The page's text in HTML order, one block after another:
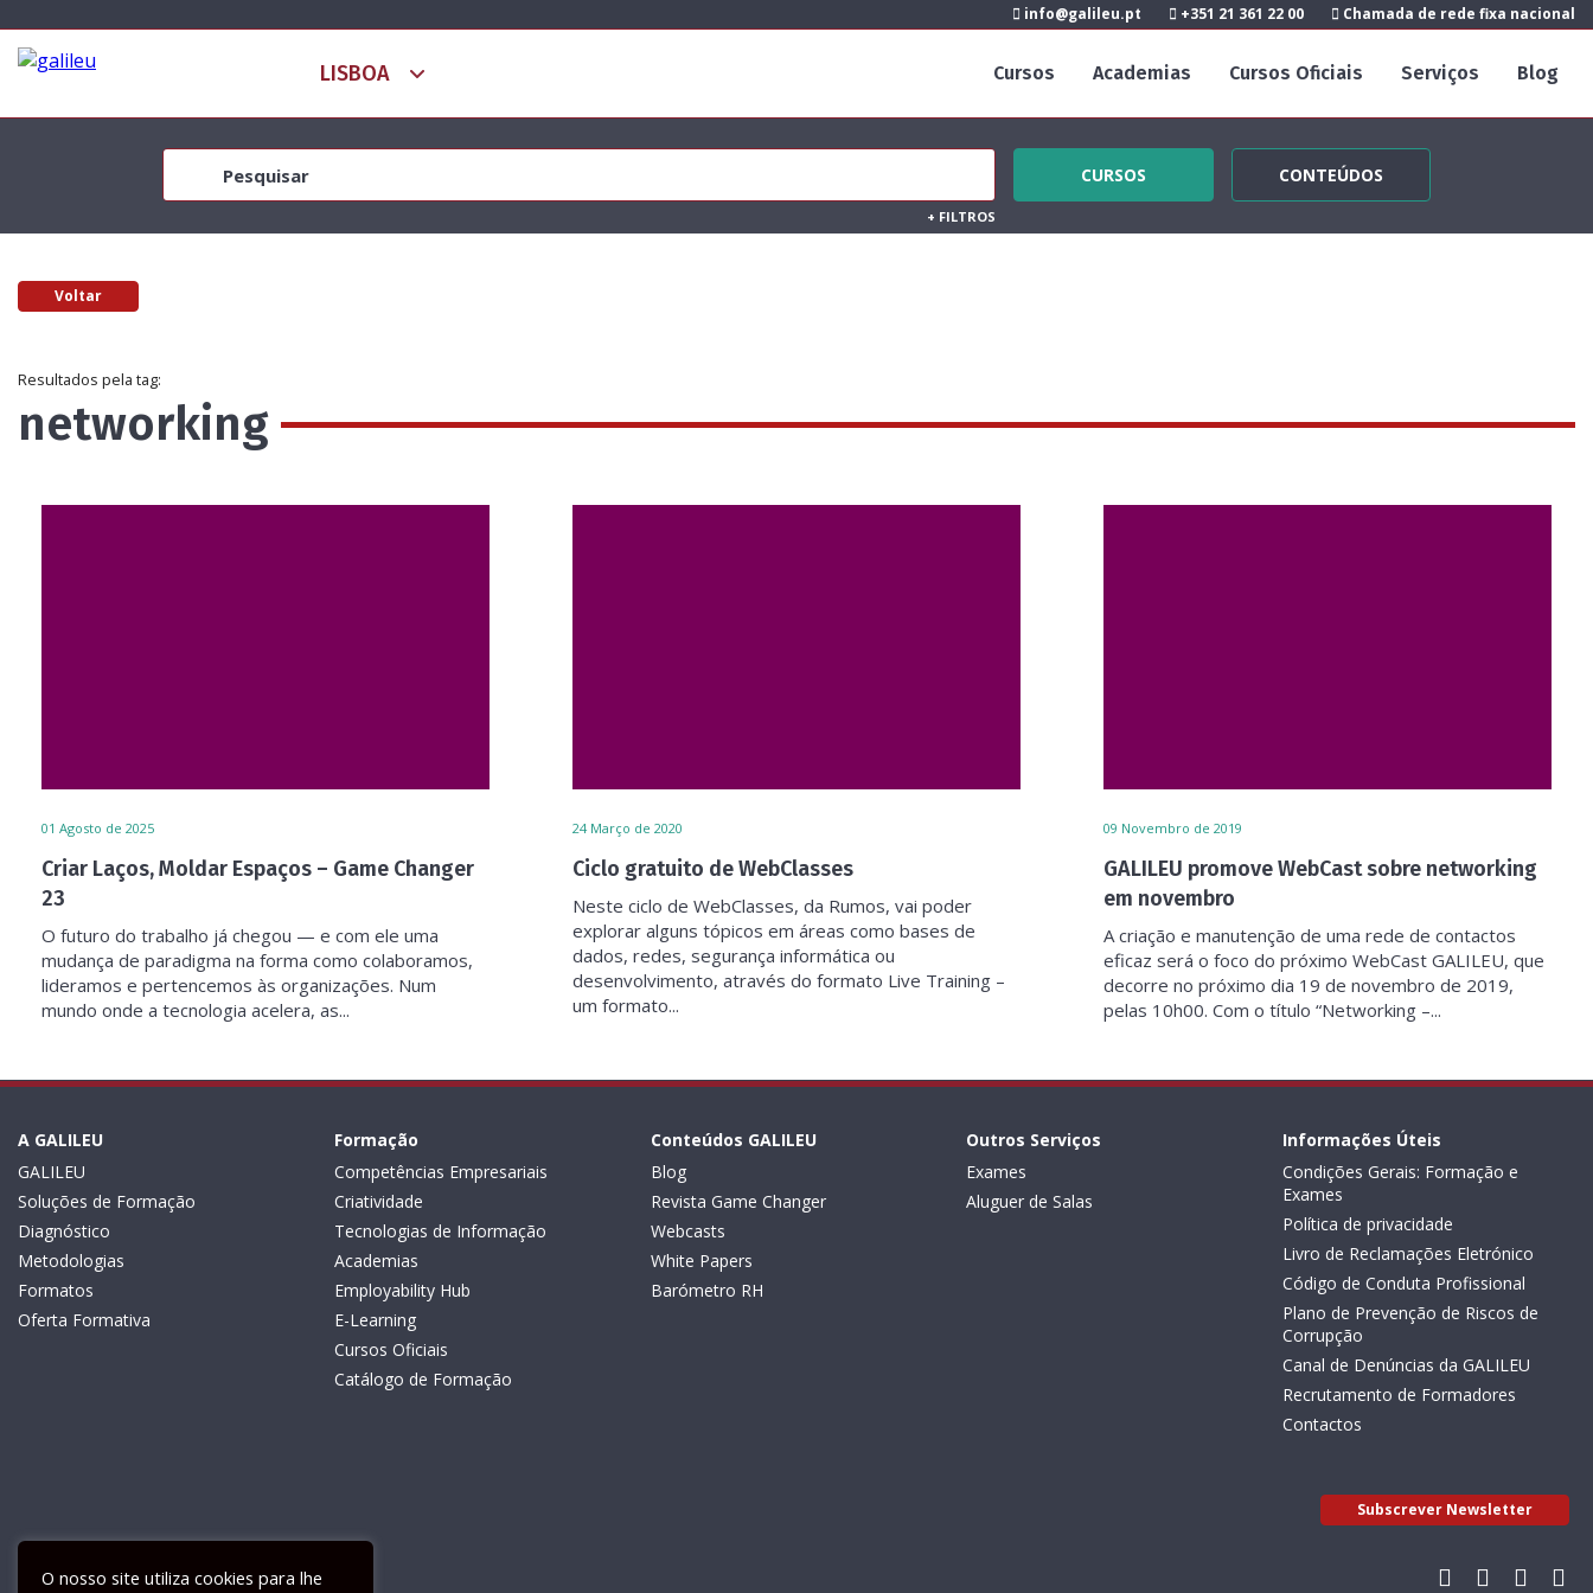
info@galileu.pt +351 21 361 22 00 Chamada de rede fixa nacional
Cursos Academias Cursos Oficiais Serviços Blog
CURSOS CONTEÚDOS
+ FILTROS
Voltar
Resultados pela tag:
networking
01 Agosto de 2025
Criar Laços, Moldar Espaços – Game Changer
23
O futuro do trabalho já chegou — e com ele uma
mudança de paradigma na forma como colaboramos,
lideramos e pertencemos às organizações. Num
mundo onde a tecnologia acelera, as...
24 Março de 2020
Ciclo gratuito de WebClasses
Neste ciclo de WebClasses, da Rumos, vai poder
explorar alguns tópicos em áreas como bases de
dados, redes, segurança informática ou
desenvolvimento, através do formato Live Training –
um formato...
09 Novembro de 2019
GALILEU promove WebCast sobre networking
em novembro
A criação e manutenção de uma rede de contactos
eficaz será o foco do próximo WebCast GALILEU, que
decorre no próximo dia 19 de novembro de 2019,
pelas 10h00. Com o título “Networking –...
A GALILEU
GALILEU
Soluções de Formação
Diagnóstico
Metodologias
Formatos
Oferta Formativa
Formação
Competências Empresariais
Criatividade
Tecnologias de Informação
Academias
Employability Hub
E-Learning
Cursos Oficiais
Catálogo de Formação
Conteúdos GALILEU
Blog
Revista Game Changer
Webcasts
White Papers
Barómetro RH
Outros Serviços
Exames
Aluguer de Salas
Informações Úteis
Condições Gerais: Formação e
Exames
Política de privacidade
Livro de Reclamações Eletrónico
Código de Conduta Profissional
Plano de Prevenção de Riscos de
Corrupção
Canal de Denúncias da GALILEU
Recrutamento de Formadores
Contactos
Subscrever Newsletter
O nosso site utiliza cookies para lhe